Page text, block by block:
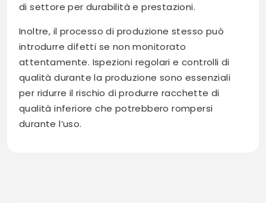
di settore per durabilità e prestazioni.
Inoltre, il processo di produzione stesso può
introdurre difetti se non monitorato
attentamente. Ispezioni regolari e controlli di
qualità durante la produzione sono essenziali
per ridurre il rischio di produrre racchette di
qualità inferiore che potrebbero rompersi
durante l’uso.